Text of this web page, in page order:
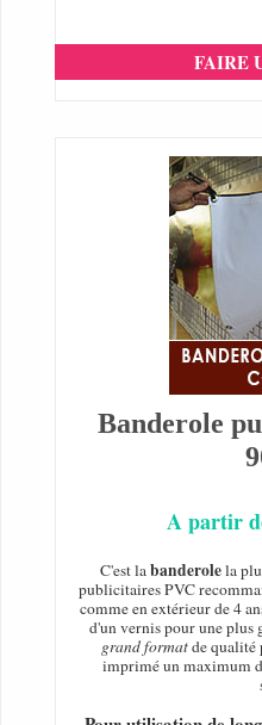
FAIRE
Banderole
A partir
C'est labanderolela
publicitaires PVC
comme en extérieur de 4
d'un vernis pour une plus
grand formatde qualité
imprimé un maximum